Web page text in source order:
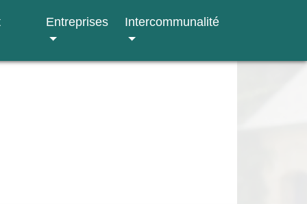
Entreprises Intercommunalité